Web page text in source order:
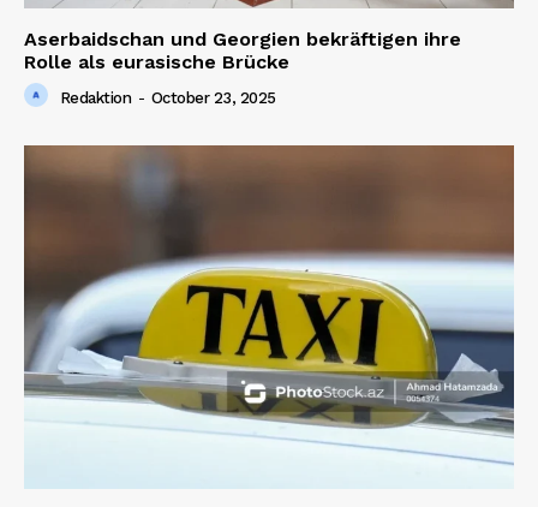
Aserbaidschan und Georgien bekräftigen ihre
Rolle als eurasische Brücke
Redaktion - October 23, 2025